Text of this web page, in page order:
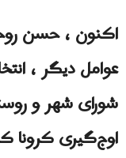
اکنون ، حسن
عوامل دیگر ،
شورای شهر و
اوج‌گیری